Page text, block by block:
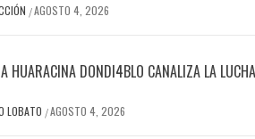
/AGOSTO 4, 2026
HUARACINA DONDI4BLO CANALIZA LA
LOBATO /AGOSTO 4, 2026